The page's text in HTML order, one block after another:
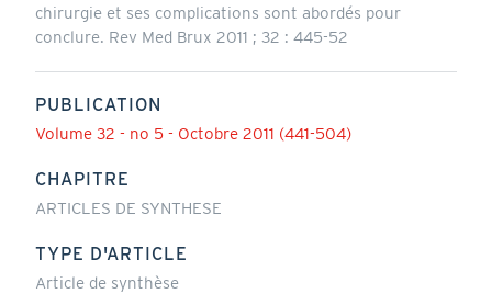
chirurgie et ses complications sont abordés pour
conclure. Rev Med Brux 2011 ; 32 : 445-52
PUBLICATION
Volume 32 - no 5 - Octobre 2011 (441-504)
CHAPITRE
ARTICLES DE SYNTHESE
TYPE D'ARTICLE
Article de synthèse